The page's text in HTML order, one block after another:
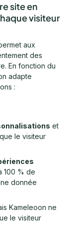
site en
visiteur
aux
des
En fonction du
adapte
:
et
le visiteur
100 % de
donnée
Kameleoon ne
le visiteur